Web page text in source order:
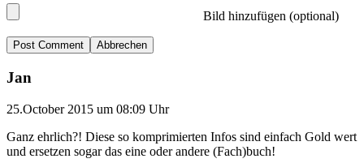
Bild hinzufügen (optional)
Abbrechen
Jan
25.October 2015 um 08:09 Uhr
Ganz ehrlich?! Diese so komprimierten Infos sind einfach Gold wert
und ersetzen sogar das eine oder andere (Fach)buch!